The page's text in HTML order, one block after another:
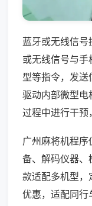
蓝牙或无线信
或无线信号与
型等指令，发
驱动内部微型电
过程中进行干预
广州麻将机程
备、解码仪器、
款适配多机型，
优惠，适配同行